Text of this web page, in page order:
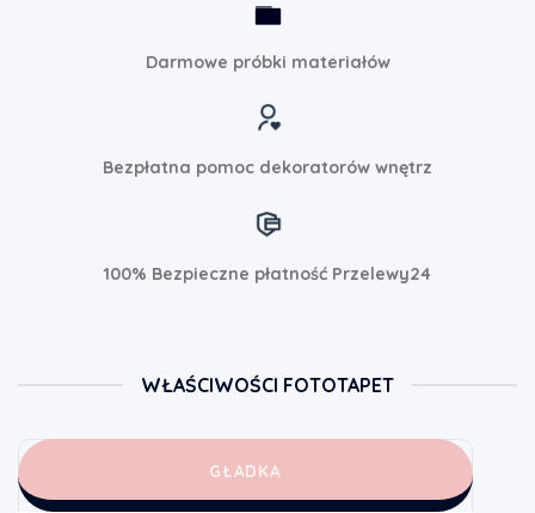
Darmowe próbki materiałów
Bezpłatna pomoc dekoratorów wnętrz
100% Bezpieczne płatność Przelewy24
WŁAŚCIWOŚCI FOTOTAPET
GŁADKA